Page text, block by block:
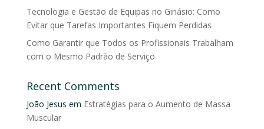
Tecnologia e Gestão de Equipas no Ginásio: Como
Evitar que Tarefas Importantes Fiquem Perdidas
Como Garantir que Todos os Profissionais Trabalham
com o Mesmo Padrão de Serviço
Recent Comments
João Jesus em Estratégias para o Aumento de Massa
Muscular